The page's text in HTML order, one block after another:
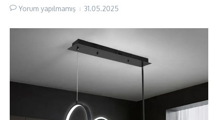
Yorum yapılmamış 31.05.2025